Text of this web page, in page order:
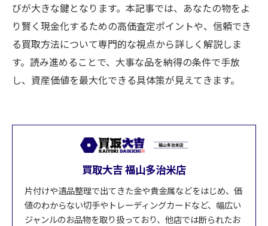
びが大きな鍵となります。本記事では、あなたの物をよ
り賢く現金化するための高価査定ポイントや、信頼でき
る買取方法について専門的な視点から詳しく解説しま
す。読み進めることで、大事な品を納得の条件で手放
し、資産価値を最大化できる具体策が見えてきます。
買取大吉 福山多治米店
片付けや遺品整理で出てきた金や貴金属などをはじめ、価
値のわからない切手やトレーディングカードなど、幅広い
ジャンルのお品物を取り扱っており、他店では断られたお